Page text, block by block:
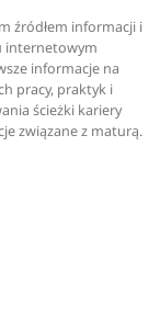
źródłem informacji i
internetowym
informacje na
pracy, praktyk i
ścieżki kariery
związane z maturą.